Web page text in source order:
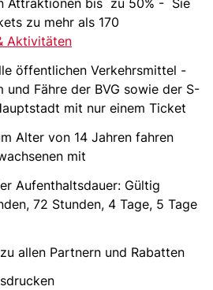
Attraktionen bis zu 50% - Sie
zu mehr als 170
Aktivitäten
öffentlichen Verkehrsmittel -
und Fähre der BVG sowie der S-
mit nur einem Ticket
Alter von 14 Jahren fahren
mit
Aufenthaltsdauer: Gültig
72 Stunden, 4 Tage, 5 Tage
allen Partnern und Rabatten